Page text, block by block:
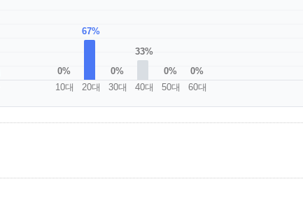
0%
10대
67%
20대
0%
30대
33%
40대
0%
50대
0%
60대